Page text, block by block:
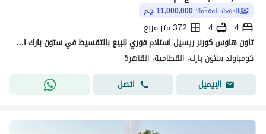
الدفعة المقدّمة: 11,000,000 ج.م
4
4
372 متر مربع
تاون هاوس كورنر ريسيل استلام فوري للبيع بالتقسيط في ستون بارك التجمع الخامس Stone Park New Cairo
كومباوند ستون بارك، القطامية، القاهرة
الإيميل
اتصل